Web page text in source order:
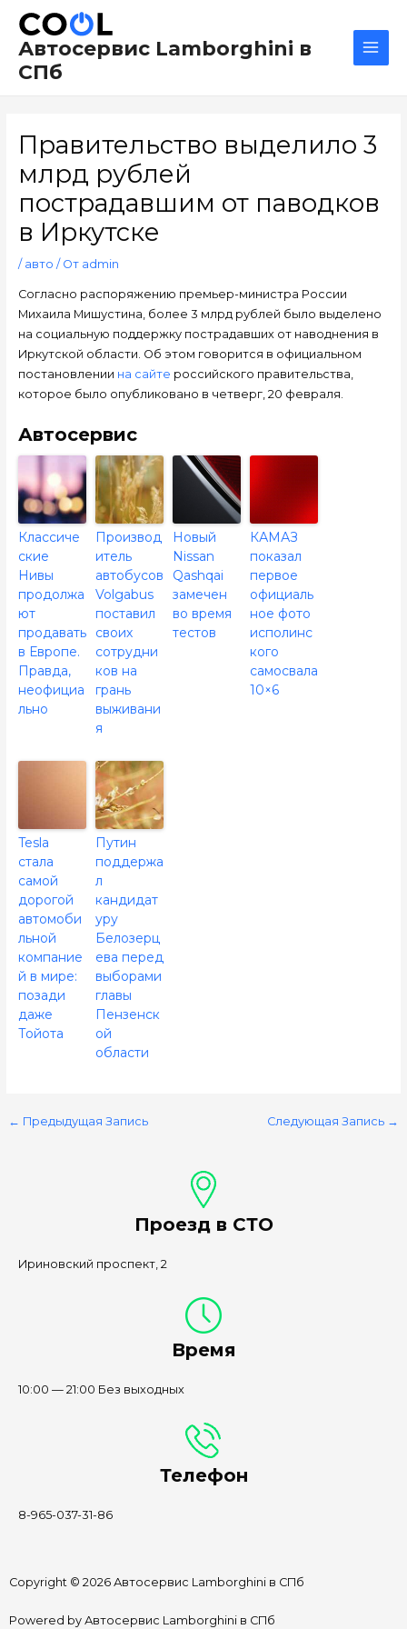
содержимому
Автосервис Lamborghini в
СПб
Правительство выделило 3
млрд рублей
пострадавшим от паводков
в Иркутске
/ авто / От admin
Согласно распоряжению премьер-министра России
Михаила Мишустина, более 3 млрд рублей было выделено
на социальную поддержку пострадавших от наводнения в
Иркутской области. Об этом говорится в официальном
постановлении на сайте российского правительства,
которое было опубликовано в четверг, 20 февраля.
Автосервис
Классиче
ские
Нивы
продолжа
ют
продавать
в Европе.
Правда,
неофициа
льно
Производ
итель
автобусов
Volgabus
поставил
своих
сотрудни
ков на
грань
выживани
я
Новый
Nissan
Qashqai
замечен
во время
тестов
КАМАЗ
показал
первое
официаль
ное фото
исполинс
кого
самосвала
10×6
Tesla
стала
самой
дорогой
автомоби
льной
компание
й в мире:
позади
даже
Тойота
Путин
поддержа
л
кандидат
уру
Белозерц
ева перед
выборами
главы
Пензенск
ой
области
по
записям
← Предыдущая Запись Следующая Запись →
Проезд в СТО
Ириновский проспект, 2
Время
10:00 — 21:00 Без выходных
Телефон
8-965-037-31-86
Copyright © 2026 Автосервис Lamborghini в СПб
Powered by Автосервис Lamborghini в СПб